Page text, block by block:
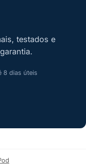
testados e
8 dias úteis